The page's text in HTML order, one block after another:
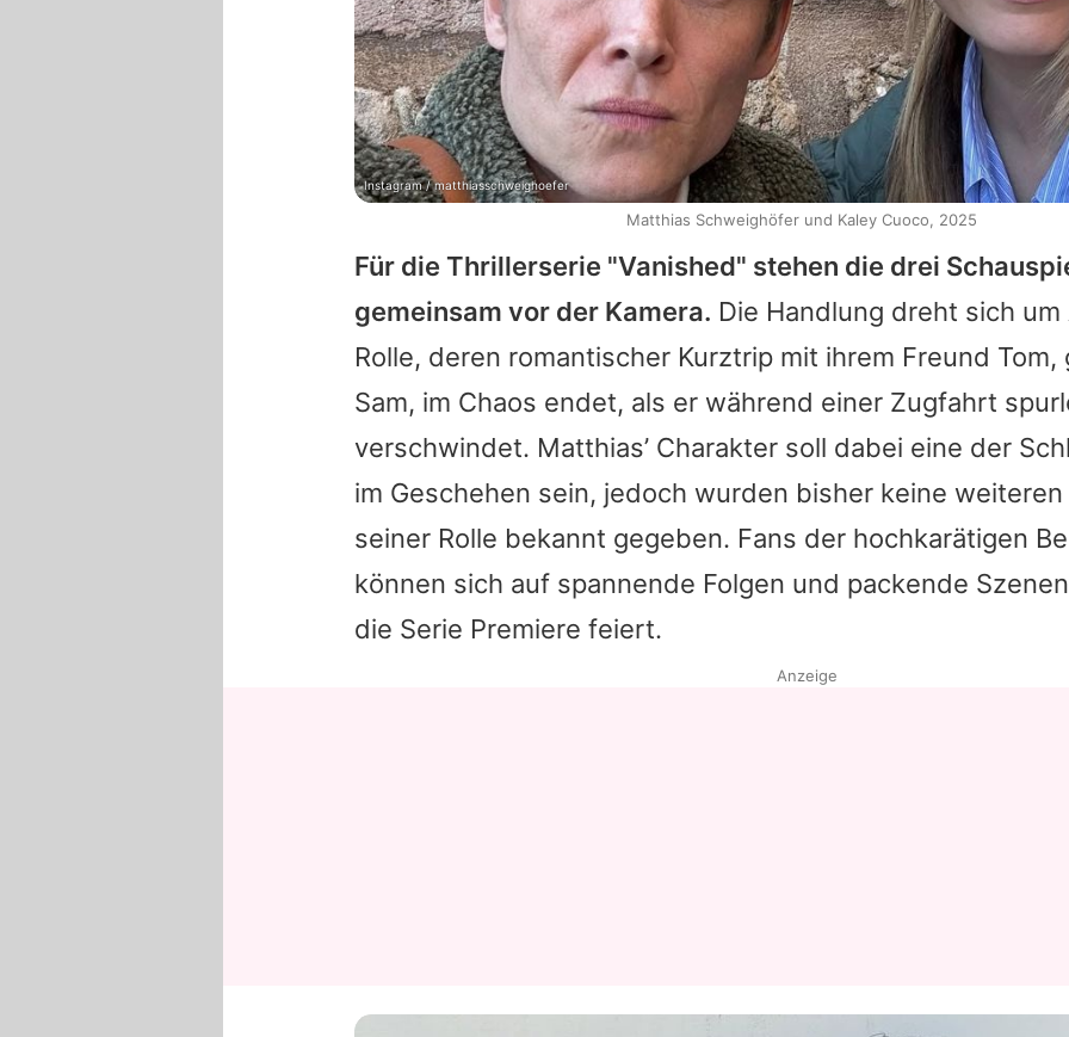
Für die Thrillerserie "Vanished" stehen die drei
gemeinsam vor der Kamera. Die Handlung dreht sich
Rolle, deren romantischer Kurztrip mit ihrem Freund Tom,
Sam, im Chaos endet, als er während einer Zugfahrt
verschwindet. Matthias’ Charakter soll dabei eine der
im Geschehen sein, jedoch wurden bisher keine
seiner Rolle bekannt gegeben. Fans der hochkarätigen
können sich auf spannende Folgen und packende
die Serie Premiere feiert.
Instagram / matthiasschweighoefer
Matthias Schweighöfer und Kaley Cuoco, 2025
Anzeige